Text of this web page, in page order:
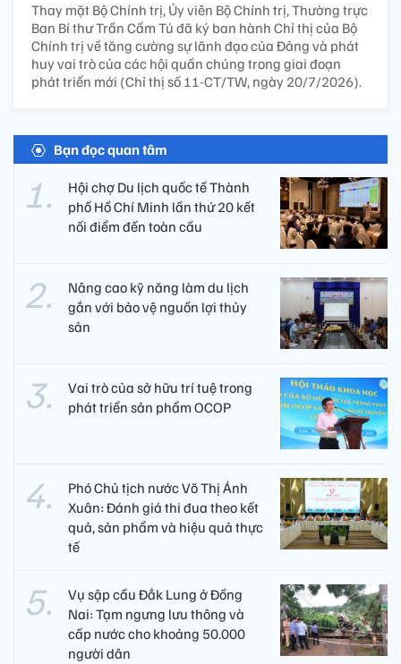
Thay mặt Bộ Chính trị, Ủy viên Bộ Chính trị, Thường trực
Ban Bí thư Trần Cẩm Tú đã ký ban hành Chỉ thị của Bộ
Chính trị về tăng cường sự lãnh đạo của Đảng và phát
huy vai trò của các hội quần chúng trong giai đoạn
phát triển mới (Chỉ thị số 11-CT/TW, ngày 20/7/2026).
Bạn đọc quan tâm
Hội chợ Du lịch quốc tế Thành
phố Hồ Chí Minh lần thứ 20 kết
nối điểm đến toàn cầu
Nâng cao kỹ năng làm du lịch
gắn với bảo vệ nguồn lợi thủy
sản
Vai trò của sở hữu trí tuệ trong
phát triển sản phẩm OCOP
Phó Chủ tịch nước Võ Thị Ánh
Xuân: Đánh giá thi đua theo kết
quả, sản phẩm và hiệu quả thực
tế
Vụ sập cầu Đắk Lung ở Đồng
Nai: Tạm ngưng lưu thông và
cấp nước cho khoảng 50.000
người dân